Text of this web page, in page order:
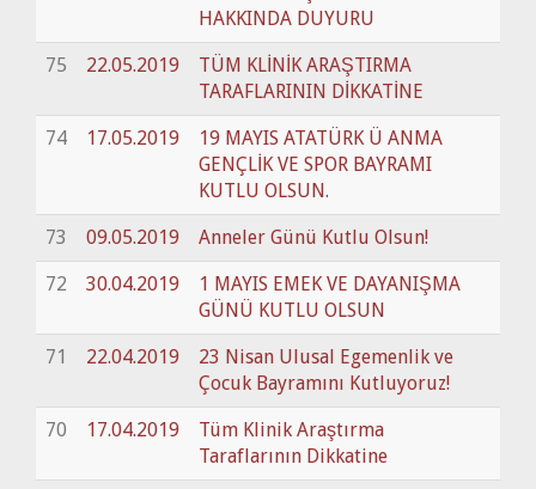
HAKKINDA DUYURU
75 22.05.2019
TÜM KLİNİK ARAŞTIRMA
TARAFLARININ DİKKATİNE
74 17.05.2019
19 MAYIS ATATÜRK Ü ANMA
GENÇLİK VE SPOR BAYRAMI
KUTLU OLSUN.
73 09.05.2019 Anneler Günü Kutlu Olsun!
72 30.04.2019
1 MAYIS EMEK VE DAYANIŞMA
GÜNÜ KUTLU OLSUN
71 22.04.2019
23 Nisan Ulusal Egemenlik ve
Çocuk Bayramını Kutluyoruz!
70 17.04.2019
Tüm Klinik Araştırma
Taraflarının Dikkatine